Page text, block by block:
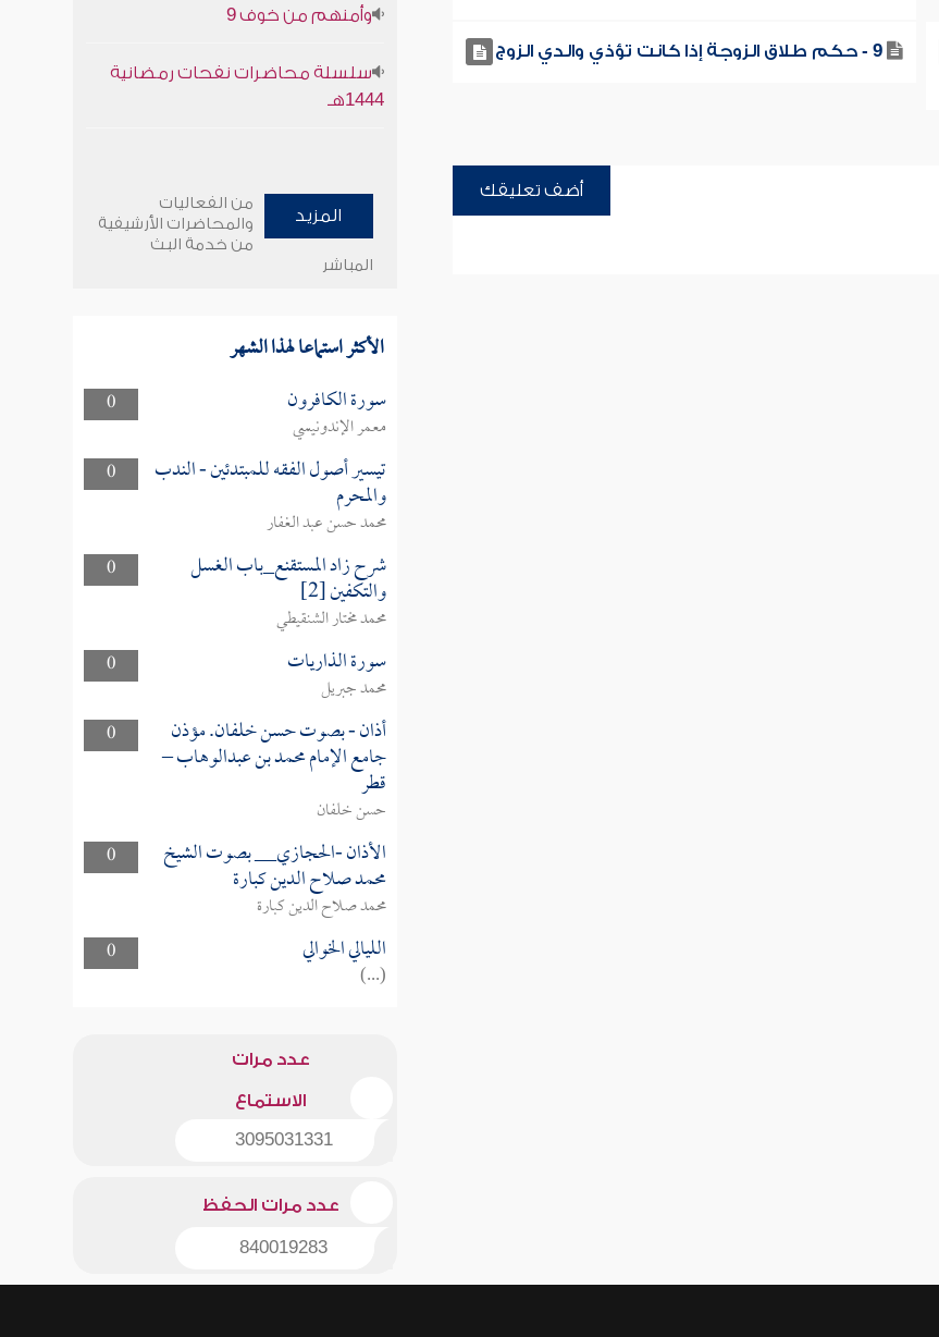
9 - حكم طلاق الزوجة إذا كانت تؤذي والدي الزوج
أضف تعليقك
وأمنهم من خوف 9
سلسلة محاضرات نفحات رمضانية
1444هـ
المزيد
من الفعاليات
والمحاضرات الأرشيفية
من خدمة البث
المباشر
الأكثر استماعا لهذا الشهر
0 سورة الكافرون
معمر الإندونيسي
0
تيسير أصول الفقه للمبتدئين - الندب
والمحرم
محمد حسن عبد الغفار
0
شرح زاد المستقنع_باب الغسل
والتكفين [2]
محمد مختار الشنقيطي
0
سورة الذاريات
محمد جبريل
0
أذان - بصوت حسن خلفان. مؤذن
جامع الإمام محمد بن عبدالوهاب –
قطر
حسن خلفان
0
الأذان -الحجازي__ بصوت الشيخ
محمد صلاح الدين كبارة
محمد صلاح الدين كبارة
0
الليالي الخوالي
(...)
عدد مرات
الاستماع
3095031331
عدد مرات الحفظ
840019283